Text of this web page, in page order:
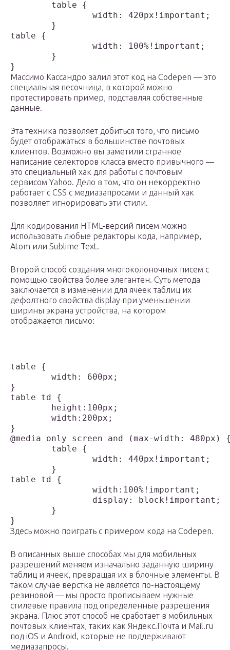
table {
Массимо Кассандро залил этот код на Codepen — это
специальная песочница, в которой можно
протестировать пример, подставляя собственные
данные.
Эта техника позволяет добиться того, что письмо
будет отображаться в большинстве почтовых
клиентов. Возможно вы заметили странное
написание селекторов класса вместо привычного —
это специальный хак для работы с почтовым
сервисом Yahoo. Дело в том, что он некорректно
работает с CSS с медиазапросами и данный хак
позволяет игнорировать эти стили.
Для кодирования HTML-версий писем можно
использовать любые редакторы кода, например,
Atom или Sublime Text.
Второй способ создания многоколоночных писем с
помощью свойства более элегантен. Суть метода
заключается в изменении для ячеек таблиц их
дефолтного свойства display при уменьшении
ширины экрана устройства, на котором
отображается письмо:
table {
}
table td {
}
@media only screen and (max-width: 480px)
table td {
Здесь можно поиграть с примером кода на Codepen.
В описанных выше способах мы для мобильных
разрешений меняем изначально заданную ширину
таблиц и ячеек, превращая их в блочные элементы. В
таком случае верстка не является по-настоящему
резиновой — мы просто прописываем нужные
стилевые правила под определенные разрешения
экрана. Плюс этот способ не сработает в мобильных
почтовых клиентах, таких как Яндекс.Почта и Mail.ru
под iOS и Android, которые не поддерживают
медиазапросы.